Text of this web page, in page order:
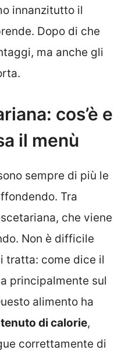
innanzitutto il
Dopo di che
ma anche gli
cos’è e
il menù
sempre di più le
Tra
che viene
Non è difficile
tratta: come dice il
principalmente sul
alimento ha
di calorie,
correttamente di